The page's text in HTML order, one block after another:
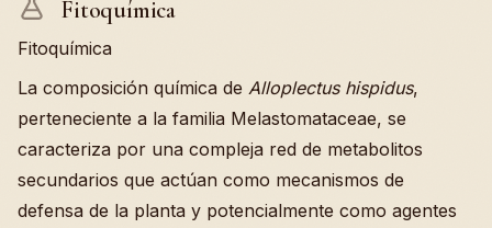
Fitoquímica
Fitoquímica
La composición química de Alloplectus hispidus,
perteneciente a la familia Melastomataceae, se
caracteriza por una compleja red de metabolitos
secundarios que actúan como mecanismos de
defensa de la planta y potencialmente como agentes